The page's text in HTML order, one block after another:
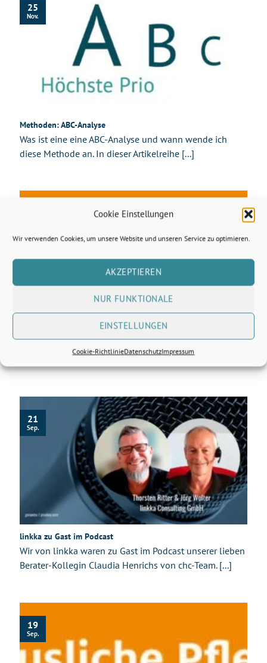
Cookie Einstellungen
Wir verwenden Cookies, um unsere Website und unseren Service zu optimieren.
AKZEPTIEREN
NUR FUNKTIONALE
EINSTELLUNGEN
Cookie-RichtlinieDatenschutzImpressum
Methoden: ABC-Analyse
Was ist eine eine ABC-Analyse und wann wende ich
diese Methode an. In dieser Artikelreihe [...]
25
Nov.
30 Jahre Häusliche Pflege
Pflege 30 Jahre – wow. Für uns ist der [...]
linkka zu Gast im Podcast
Wir von linkka waren zu Gast im Podcast unserer lieben
Berater-Kollegin Claudia Henrichs von chc-Team. [...]
21
Sep.
19
Sep.